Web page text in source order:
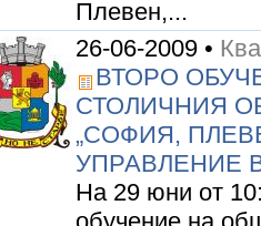
Плевен,...
26-06-2009 •
ВТОРО
СТОЛИЧНИЯ
„СОФИЯ,
УПРАВЛЕНИЕ
На 29 юни от